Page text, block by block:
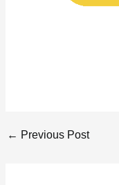
← Previous Post